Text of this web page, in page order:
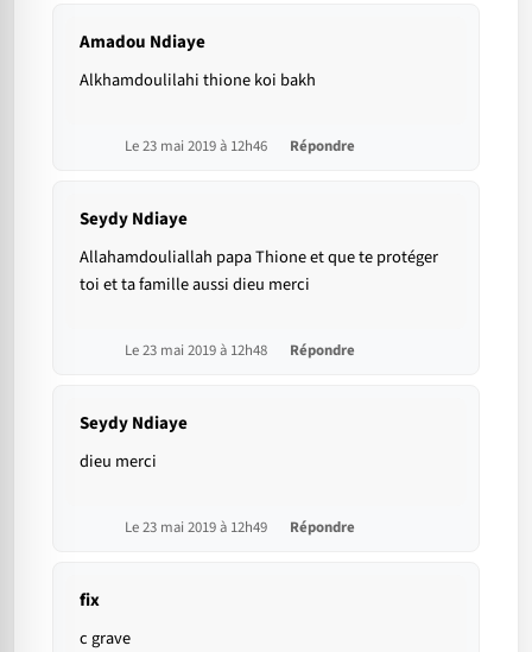
Amadou Ndiaye
Alkhamdoulilahi thione koi bakh
Le 23 mai 2019 à 12h46 Répondre
Seydy Ndiaye
Allahamdouliallah papa Thione et que te protéger
toi et ta famille aussi dieu merci
Le 23 mai 2019 à 12h48 Répondre
Seydy Ndiaye
dieu merci
Le 23 mai 2019 à 12h49 Répondre
fix
c grave